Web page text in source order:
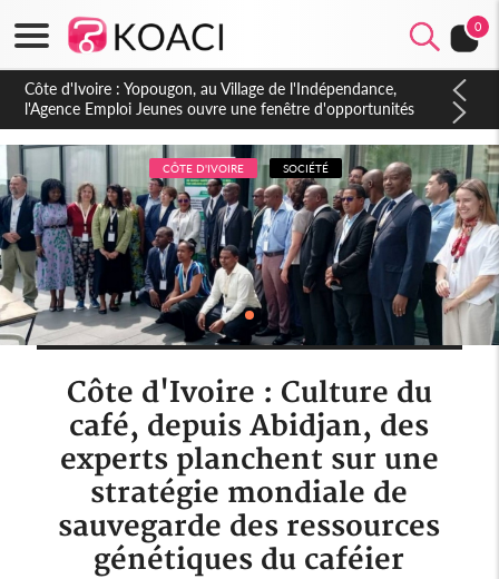
0
Côte d'Ivoire : CHU de Treichville, après la fronde, les agents
contractuels obtiennent un accord avec la direction sur les
arriérés du SMIG 2023
CÔTE D'IVOIRE SOCIÉTÉ
Côte d'Ivoire : Culture du
café, depuis Abidjan, des
experts planchent sur une
stratégie mondiale de
sauvegarde des ressources
génétiques du caféier